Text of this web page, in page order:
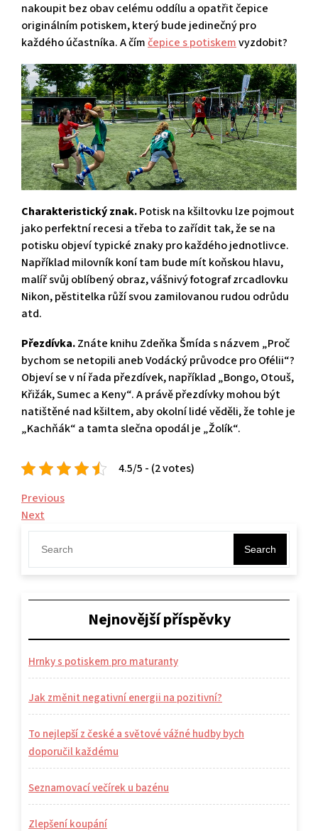
nakoupit bez obav celému oddílu a opatřit čepice
originálním potiskem, který bude jedinečný pro
každého účastníka. A čímčepice s potiskemvyzdobit?
Charakteristický znak.Potisk na kšiltovku lze pojmout
jako perfektní recesi a třeba to zařídit tak, že se na
potisku objeví typické znaky pro každého jednotlivce.
Například milovník koní tam bude mít koňskou hlavu,
malíř svůj oblíbený obraz, vášnivý fotograf zrcadlovku
Nikon, pěstitelka růží svou zamilovanou rudou odrůdu
atd.
Přezdívka.Znáte knihu Zdeňka Šmída s názvem „Proč
bychom se netopili aneb Vodácký průvodce pro Ofélii“?
Objeví se v ní řada přezdívek, například „Bongo, Otouš,
Křižák, Sumec a Keny“. A právě přezdívky mohou být
natištěné nad kšiltem, aby okolní lidé věděli, že tohle je
„Kachňák“ a tamta slečna opodál je „Žolík“.
4.5/5 - (2 votes)
Navigace
pro
příspěvek
Previous
Post
Previous
Next
Post
Next
Search
Nejnovější příspěvky
Hrnky s potiskem pro maturanty
Jak změnit negativní energii na pozitivní?
To nejlepší z české a světové vážné hudby bych
doporučil každému
Seznamovací večírek u bazénu
Zlepšení koupání